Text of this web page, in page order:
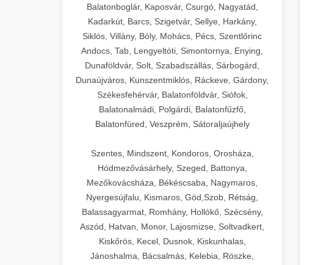
Balatonboglár, Kaposvár, Csurgó, Nagyatád,
Kadarkút, Barcs, Szigetvár, Sellye, Harkány,
Siklós, Villány, Bóly, Mohács, Pécs, Szentlőrinc
Andocs, Tab, Lengyeltóti, Simontornya, Enying,
Dunaföldvár, Solt, Szabadszállás, Sárbogárd,
Dunaújváros, Kunszentmiklós, Ráckeve, Gárdony,
Székesfehérvár, Balatonföldvár, Siófok,
Balatonalmádi, Polgárdi, Balatonfűzfő,
Balatonfüred, Veszprém, Sátoraljaújhely
Szentes, Mindszent, Kondoros, Orosháza,
Hódmezővásárhely, Szeged, Battonya,
Mezőkovácsháza, Békéscsaba, Nagymaros,
Nyergesújfalu, Kismaros, Göd,Szob, Rétság,
Balassagyarmat, Romhány, Hollókő, Szécsény,
Aszód, Hatvan, Monor, Lajosmizse, Soltvadkert,
Kiskőrös, Kecel, Dusnok, Kiskunhalas,
Jánoshalma, Bácsalmás, Kelebia, Röszke,